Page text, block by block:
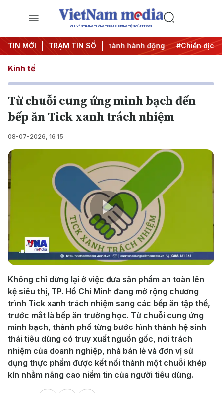
CHUYÊN TRANG THÔNG TIN ĐA PHƯƠNG TIỆN CỦA TTXVN
TIN MỚI TRẠM TIN SỐ
#Đưa Nghị quyết thành hành động #Chiến dịch 500
Kinh tế
Từ chuỗi cung ứng minh bạch đến
bếp ăn Tick xanh trách nhiệm
08-07-2026, 16:15
Play
Video
Không chỉ dừng lại ở việc đưa sản phẩm an toàn lên
kệ siêu thị, TP. Hồ Chí Minh đang mở rộng chương
trình Tick xanh trách nhiệm sang các bếp ăn tập thể,
trước mắt là bếp ăn trường học. Từ chuỗi cung ứng
minh bạch, thành phố từng bước hình thành hệ sinh
thái tiêu dùng có truy xuất nguồn gốc, nơi trách
nhiệm của doanh nghiệp, nhà bán lẻ và đơn vị sử
dụng thực phẩm được kết nối thành một chuỗi khép
kín nhằm nâng cao niềm tin của người tiêu dùng.